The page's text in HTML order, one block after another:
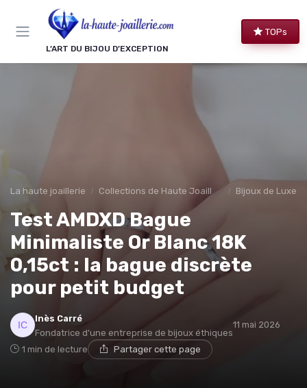
L’ART DU BIJOU D’EXCEPTION
TOPs
La haute joaillerie Collections de Haute Joaillerie Bijoux de Luxe
Test AMDXD Bague
Minimaliste Or Blanc 18K
0,15ct : la bague discrète
pour petit budget
Inès Carré
Fondatrice d'une entreprise de bijoux éthiques
11 mai 2026
1 min de lecture Partager cette page
Panneau de gestion des cookies